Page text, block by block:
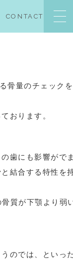
CONTACT
量のチェック
おります。
歯にも影響がで
結合する特性を
質が下顎より弱
のでは、といっ